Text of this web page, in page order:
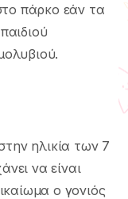
πάρκο εάν τα
ηλικία των 7
να είναι
ο γονιός